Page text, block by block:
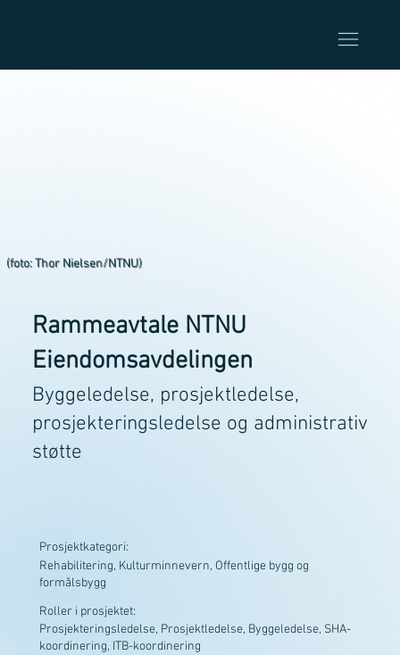
Prosjektkategori:
Rehabilitering, Kulturminnevern, Offentlige bygg og
formålsbygg
Roller i prosjektet:
Prosjekteringsledelse, Prosjektledelse, Byggeledelse, SHA-
koordinering, ITB-koordinering
Rammeavtale NTNU
Eiendomsavdelingen
Byggeledelse, prosjektledelse,
prosjekteringsledelse og administrativ
støtte
(foto: Thor Nielsen/NTNU)